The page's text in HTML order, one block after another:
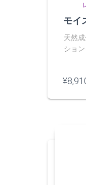
モイ
天然
ショ
¥